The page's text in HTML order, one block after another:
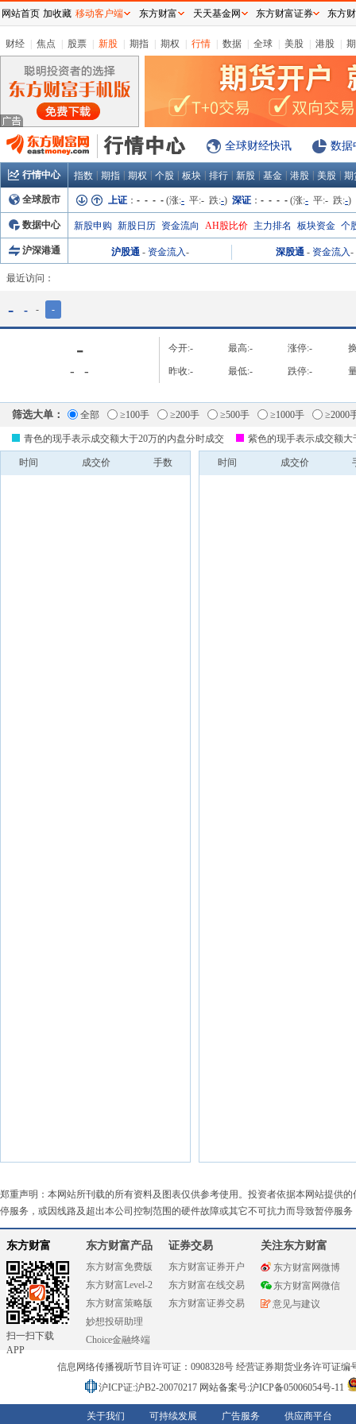
财经 焦点 股票 新股 期指 期权 行情 数据 全球 美股 港股
全球财经快讯 数据
行情中心 指数 期指 期权 个股 板块 排行 新股 基金 港股 美股 期
全球股市 上证 ： - - - - (涨:- 平:- 跌:-) 深证 ： - - - - (涨:- 平:- 跌:-)
数据中心 新股申购 新股日历 资金流向 AH股比价 主力排名 板块资金 个
沪深港通 沪股通 - 资金流入- 深股通 - 资金流入-
最近访问：
- - - -
-
- -
今开:- 最高:- 涨停:-
昨收:- 最低:- 跌停:-
筛选大单： 全部 ≥100手 ≥200手 ≥500手 ≥1000手 ≥2000
青色的现手表示成交额大于20万的内盘分时成交 紫色的现手表示成交额
时间 成交价 手数 时间 成交价
郑重声明：本网站所刊载的所有资料及图表仅供参考使用。投资者依据本网站提供
停服务，或因线路及超出本公司控制范围的硬件故障或其它不可抗力而导致暂停服
东方财富
扫一扫下载
APP
东方财富产品
东方财富免费版
东方财富Level-2
东方财富策略版
妙想投研助理
Choice金融终端
证券交易
东方财富证券开户
东方财富在线交易
东方财富证券交易
关注东方财富
东方财富网微博
东方财富网微信
意见与建议
信息网络传播视听节目许可证：0908328号 经营证券期货业务许可证编
沪ICP证:沪B2-20070217 网站备案号:沪ICP备05006054号-11
关于我们 可持续发展 广告服务 供应商平台
网站首页 加收藏 移动客户端 东方财富 天天基金网 东方财富证券 东方